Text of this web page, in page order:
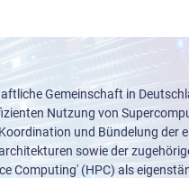
Gemeinschaft in
Nutzung von
und Bündelung der
sowie der
Computing' (HPC) als